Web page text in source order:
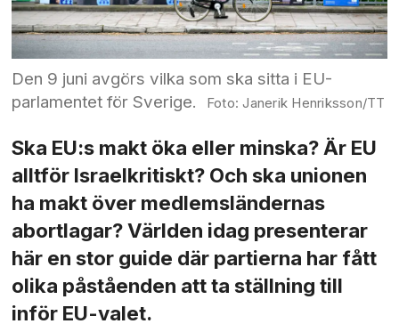
Den 9 juni avgörs vilka som ska sitta i EU-
parlamentet för Sverige.
Janerik Henriksson/TT
Ska EU:s makt öka eller minska? Är EU
alltför Israelkritiskt? Och ska unionen
ha makt över medlems­ländernas
abortlagar? Världen idag presenterar
här en stor guide där partierna har fått
olika påståenden att ta ställning till
inför EU-valet.